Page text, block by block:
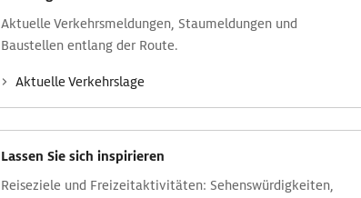
Aktuelle Verkehrs­meldungen, Stau­meldungen und
Baustellen entlang der Route.
Aktuelle Verkehrs­lage
Lassen Sie sich inspirieren
Reise­ziele und Freizeit­aktivitäten: Sehens­würdig­keiten,